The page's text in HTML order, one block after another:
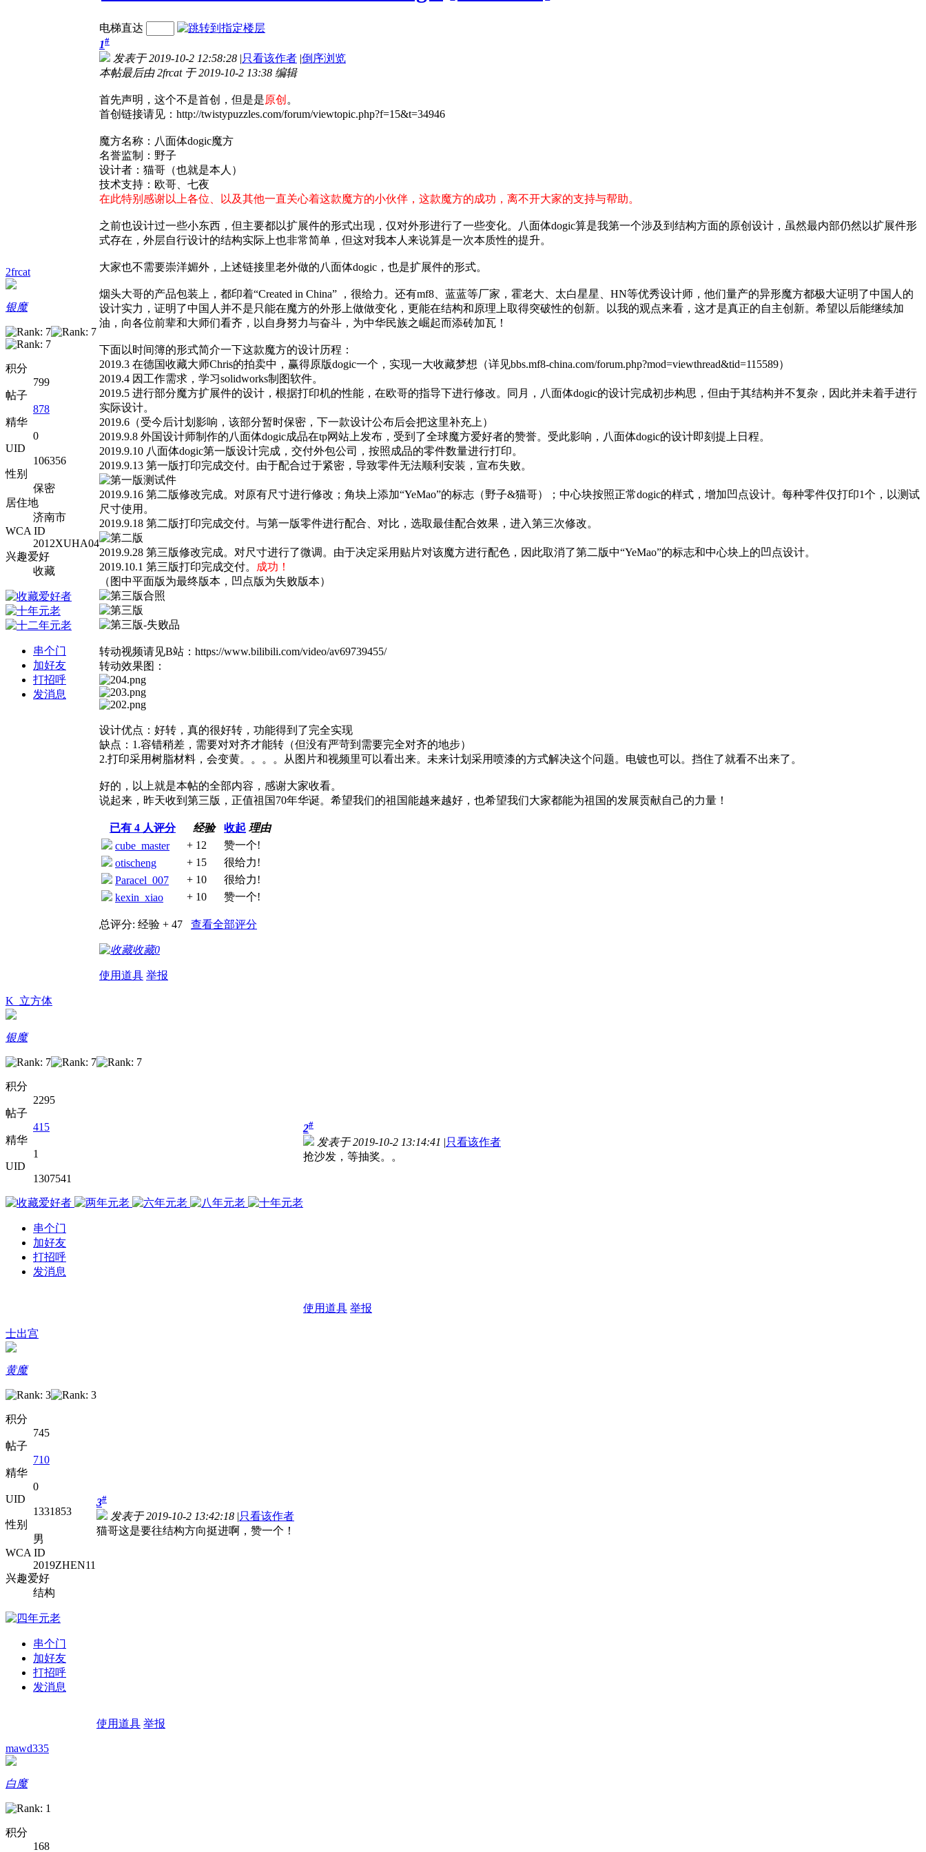
2frcat
银魔
积分
799
帖子
878
精华
0
UID
106356
性别
保密
居住地
济南市
WCA ID
2012XUHA04
兴趣爱好
收藏
串个门
加好友
打招呼
发消息
电梯直达
1#
发表于 2019-10-2 12:58:28 |只看该作者 |倒序浏览
本帖最后由 2frcat 于 2019-10-2 13:38 编辑
首先声明，这个不是首创，但是是原创 。
首创链接请见：http://twistypuzzles.com/forum/viewtopic.php?f=15&t=34946
魔方名称：八面体dogic魔方
名誉监制：野子
设计者：猫哥（也就是本人）
技术支持：欧哥、七夜
在此特别感谢以上各位、以及其他一直关心着这款魔方的小伙伴，这款魔方的成功，离不开大家的支持与帮助。
之前也设计过一些小东西，但主要都以扩展件的形式出现，仅对外形进行了一些变化。八面体dogic算是我第一个涉及到结构方面的原创设计，虽然最内部仍然以扩展件形
式存在，外层自行设计的结构实际上也非常简单，但这对我本人来说算是一次本质性的提升。
大家也不需要崇洋媚外，上述链接里老外做的八面体dogic，也是扩展件的形式。
烟头大哥的产品包装上，都印着“Created in China” ，很给力。还有mf8、蓝蓝等厂家，霍老大、太白星星、HN等优秀设计师，他们量产的异形魔方都极大证明了中国人的
设计实力，证明了中国人并不是只能在魔方的外形上做做变化，更能在结构和原理上取得突破性的创新。以我的观点来看，这才是真正的自主创新。希望以后能继续加
油，向各位前辈和大师们看齐，以自身努力与奋斗，为中华民族之崛起而添砖加瓦！
下面以时间簿的形式简介一下这款魔方的设计历程：
2019.3 在德国收藏大师Chris的拍卖中，赢得原版dogic一个，实现一大收藏梦想（详见bbs.mf8-china.com/forum.php?mod=viewthread&tid=115589）
2019.4 因工作需求，学习solidworks制图软件。
2019.5 进行部分魔方扩展件的设计，根据打印机的性能，在欧哥的指导下进行修改。同月，八面体dogic的设计完成初步构思，但由于其结构并不复杂，因此并未着手进行
实际设计。
2019.6（受今后计划影响，该部分暂时保密，下一款设计公布后会把这里补充上）
2019.9.8 外国设计师制作的八面体dogic成品在tp网站上发布，受到了全球魔方爱好者的赞誉。受此影响，八面体dogic的设计即刻提上日程。
2019.9.10 八面体dogic第一版设计完成，交付外包公司，按照成品的零件数量进行打印。
2019.9.13 第一版打印完成交付。由于配合过于紧密，导致零件无法顺利安装，宣布失败。
2019.9.16 第二版修改完成。对原有尺寸进行修改；角块上添加“YeMao”的标志（野子&猫哥）；中心块按照正常dogic的样式，增加凹点设计。每种零件仅打印1个，以测试
尺寸使用。
2019.9.18 第二版打印完成交付。与第一版零件进行配合、对比，选取最佳配合效果，进入第三次修改。
2019.9.28 第三版修改完成。对尺寸进行了微调。由于决定采用贴片对该魔方进行配色，因此取消了第二版中“YeMao”的标志和中心块上的凹点设计。
2019.10.1 第三版打印完成交付。
成功！
（图中平面版为最终版本，凹点版为失败版本）
转动视频请见B站：https://www.bilibili.com/video/av69739455/
转动效果图：
设计优点：好转，真的很好转，功能得到了完全实现
缺点：1.容错稍差，需要对对齐才能转（但没有严苛到需要完全对齐的地步）
2.打印采用树脂材料，会变黄。。。。从图片和视频里可以看出来。未来计划采用喷漆的方式解决这个问题。电镀也可以。挡住了就看不出来了。
好的，以上就是本帖的全部内容，感谢大家收看。
说起来，昨天收到第三版，正值祖国70年华诞。希望我们的祖国能越来越好，也希望我们大家都能为祖国的发展贡献自己的力量！
已有 4 人评分 经验 收起 理由
cube_master
+ 12
赞一个!
otischeng
+ 15
很给力!
Paracel_007
+ 10
很给力!
kexin_xiao
+ 10 赞一个!
总评分: 经验 + 47 查看全部评分
收藏0
使用道具 举报
K_立方体
银魔
积分
2295
帖子
415
精华
1
UID
1307541
串个门
加好友
打招呼
发消息
2#
发表于 2019-10-2 13:14:41 |只看该作者
抢沙发，等抽奖。。
使用道具 举报
士出宫
黄魔
积分
745
帖子
710
精华
0
UID
1331853
性别
男
WCA ID
2019ZHEN11
兴趣爱好
结构
串个门
加好友
打招呼
发消息
3#
发表于 2019-10-2 13:42:18 |只看该作者
猫哥这是要往结构方向挺进啊，赞一个！
使用道具 举报
mawd335
白魔
积分
168